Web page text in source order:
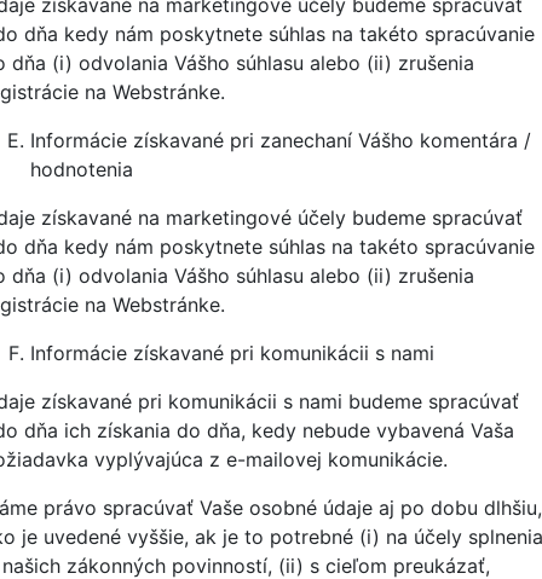
dňa kedy nám poskytnete súhlas na takéto spracúvanie
dňa (i) odvolania Vášho súhlasu alebo (ii) zrušenia
na Webstránke.
Informácie získavané pri zanechaní Vášho komentára /
hodnotenia
získavané na marketingové účely budeme spracúvať
dňa kedy nám poskytnete súhlas na takéto spracúvanie
dňa (i) odvolania Vášho súhlasu alebo (ii) zrušenia
na Webstránke.
Informácie získavané pri komunikácii s nami
získavané pri komunikácii s nami budeme spracúvať
dňa ich získania do dňa, kedy nebude vybavená Vaša
vyplývajúca z e-mailovej komunikácie.
právo spracúvať Vaše osobné údaje aj po dobu dlhšiu,
je uvedené vyššie, ak je to potrebné (i) na účely splnenia
zákonných povinností, (ii) s cieľom preukázať,